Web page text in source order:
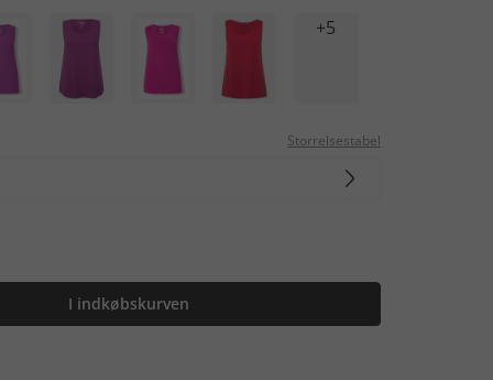
+5
Storrelsestabel
I indkøbskurven